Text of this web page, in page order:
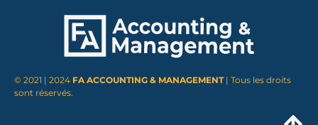
© 2021 | 2024 FA ACCOUNTING & MANAGEMENT| Tous les droits
sont réservés.